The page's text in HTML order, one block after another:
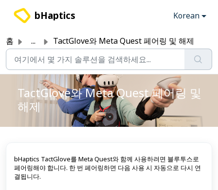
bHaptics Korean
홈 ... TactGlove와 Meta Quest 페어링 및 해제
TactGlove와 Meta Quest 페어링 및
해제
bHaptics TactGlove를 Meta Quest와 함께 사용하려면 블루투스로
페어링해야 합니다. 한 번 페어링하면 다음 사용 시 자동으로 다시 연
결됩니다.